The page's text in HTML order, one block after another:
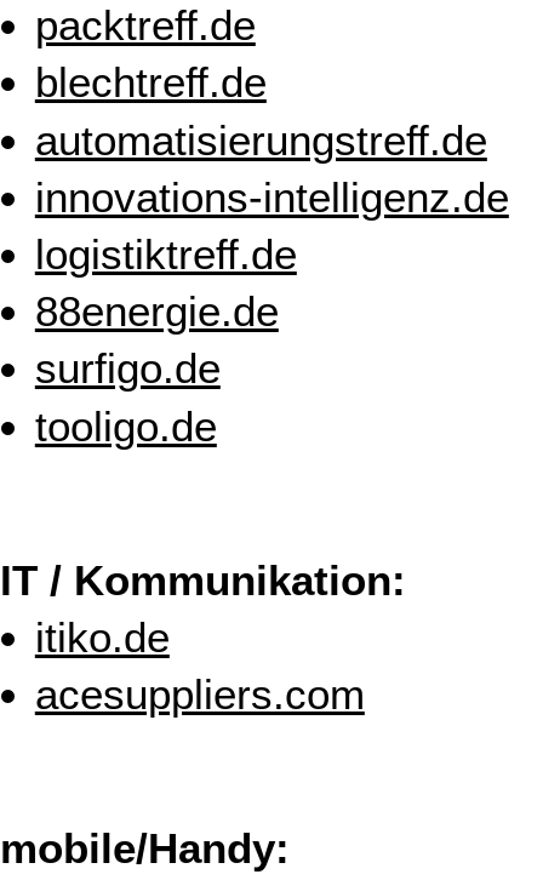
packtreff.de
blechtreff.de
automatisierungstreff.de
innovations-intelligenz.de
logistiktreff.de
88energie.de
surfigo.de
tooligo.de
IT / Kommunikation:
itiko.de
acesuppliers.com
mobile/Handy: